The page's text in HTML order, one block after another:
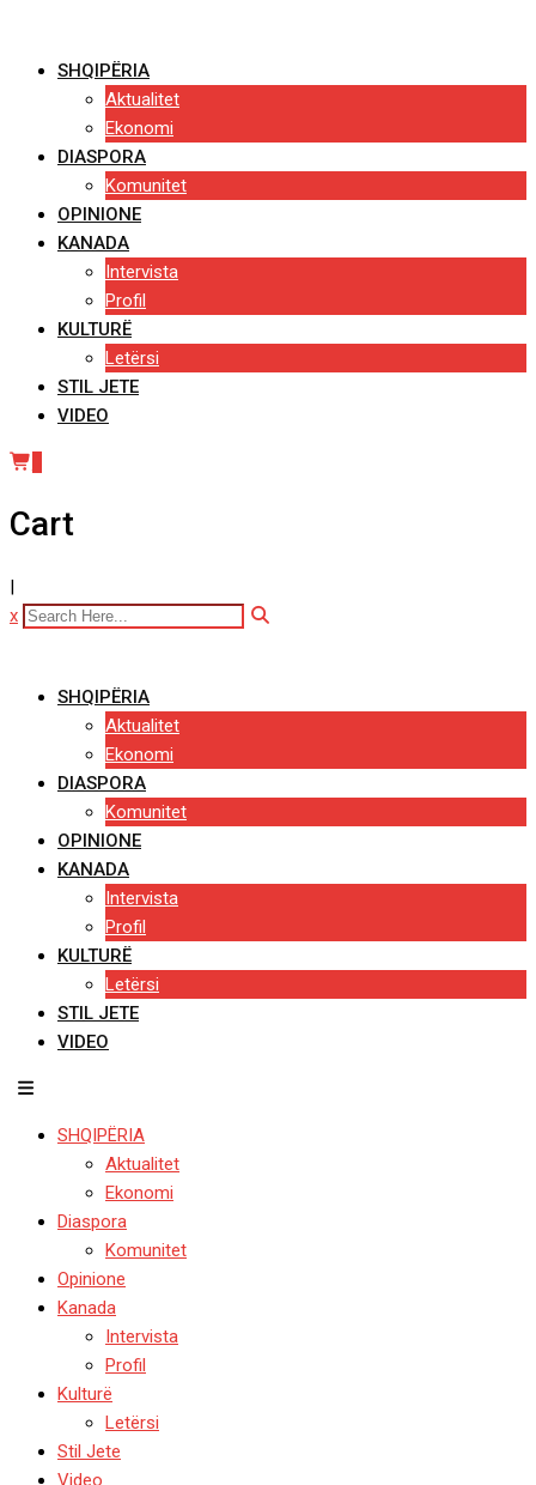
contentSHQIPËRIA
Aktualitet
Ekonomi
DIASPORA
Komunitet
OPINIONE
KANADA
Intervista
Profil
KULTURË
Letërsi
STIL JETE
VIDEO
Cart
x
SHQIPËRIA
Aktualitet
Ekonomi
DIASPORA
Komunitet
OPINIONE
KANADA
Intervista
Profil
KULTURË
Letërsi
STIL JETE
VIDEO
SHQIPËRIA
Aktualitet
Ekonomi
Diaspora
Komunitet
Opinione
Kanada
Intervista
Profil
Kulturë
Letërsi
Stil Jete